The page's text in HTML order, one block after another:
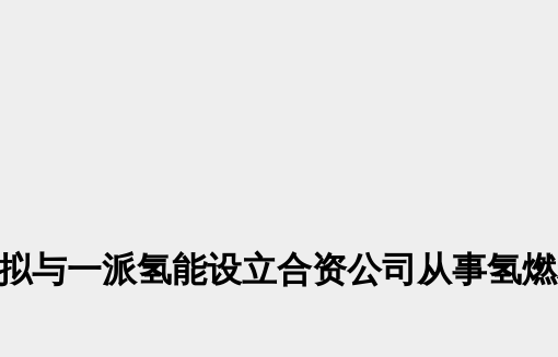
与一派氢能设立合资公司从事氢